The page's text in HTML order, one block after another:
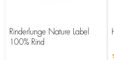
Rinderlunge Nature Label
100% Rind